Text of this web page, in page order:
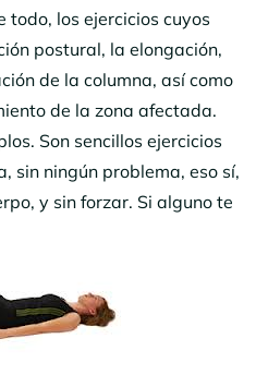
todo, los ejercicios cuyos
postural, la elongación,
de la columna, así como
de la zona afectada.
Son sencillos ejercicios
sin ningún problema, eso sí,
y sin forzar. Si alguno te